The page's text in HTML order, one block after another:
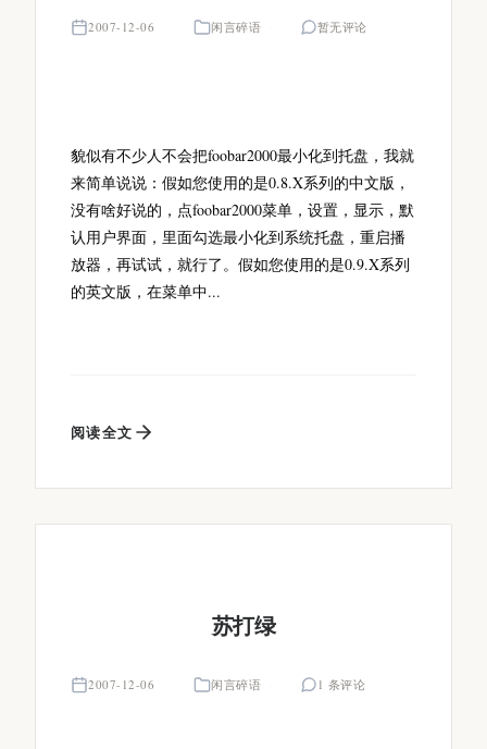
2007-12-06 闲言碎语 暂无评论
貌似有不少人不会把foobar2000最小化到托盘，我就
来简单说说：假如您使用的是0.8.X系列的中文版，
没有啥好说的，点foobar2000菜单，设置，显示，默
认用户界面，里面勾选最小化到系统托盘，重启播
放器，再试试，就行了。假如您使用的是0.9.X系列
的英文版，在菜单中...
阅读全文
苏打绿
2007-12-06 闲言碎语 1 条评论